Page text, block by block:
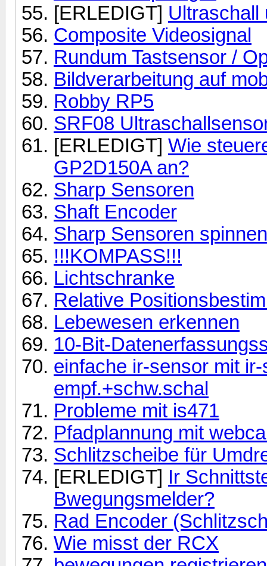
[ERLEDIGT] Ultraschall
Composite Videosignal
Rundum Tastsensor /
Bildverarbeitung auf
Robby RP5
SRF08
[ERLEDIGT] Wie
GP2D150A an?
Sharp Sensoren
Shaft Encoder
Sharp Sensoren
!!!KOMPASS!!!
Lichtschranke
Relative
Lebewesen erkennen
10-Bit-
einfache ir-sensor mit
empf.+schw.schal
Probleme mit is471
Pfadplannung mit
Schlitzscheibe für
[ERLEDIGT] Ir
Bwegungsmelder?
Rad Encoder
Wie misst der RCX